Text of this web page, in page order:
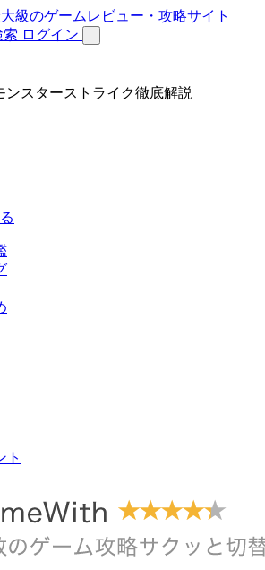
索 ログイン
ンスターストライク徹底解説
ト